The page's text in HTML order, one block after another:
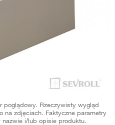
poglądowy. Rzeczywisty wygląd
na zdjęciach. Faktyczne parametry
i/lub opisie produktu.